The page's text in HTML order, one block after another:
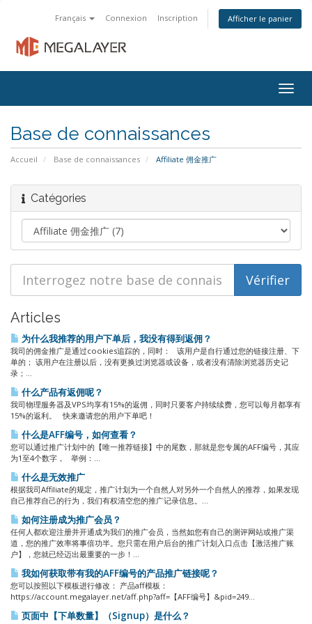
Français Connexion Inscription Afficher le panier
Base de connaissances
Accueil Base de connaissances Affiliate 佣金推广
Catégories
Articles
为什么我推荐的用户下单后，我没有得到返佣？
我司的佣金推广是通过cookies追踪的，同时： 该用户是自行通过您的链接注册、下
单的； 该用户在注册以后，没有更换过浏览器或设备，或者没有清除浏览器历史记
录；...
什么产品有返佣呢？
我司物理服务器及VPS均享有15%的返佣，同时只要客户持续续费，您可以每月都享有
15%的返利。 快来邀请您的用户下单吧！
什么是AFF编号，如何查看？
您可以通过推广计划中的【唯一推荐链接】中的尾数，那就是您专属的AFF编号，其应
为1至4个数字， 举例：...
什么是无效推广
根据我司Affiliate的规定，推广计划为一个自然人对另外一个自然人的推荐，如果发现
自己推荐自己的行为，我们有权清空您的推广记录信息。...
如何注册成为推广会员？
任何人都欢迎注册并开通成为我们的推广会员，当然如您有自己的测评网站或推广渠
道，您的推广效率将事倍功半。您只需在用户后台的推广计划入口点击【激活推广账
户】，您就已经迈出最重要的一步！...
我如何获取带有我的AFF编号的产品推广链接呢？
您可以按照以下模板进行修改： 产品aff模板：
https://account.megalayer.net/aff.php?aff=【AFF编号】&pid=249...
页面中【下单数量】（Signup）是什么？